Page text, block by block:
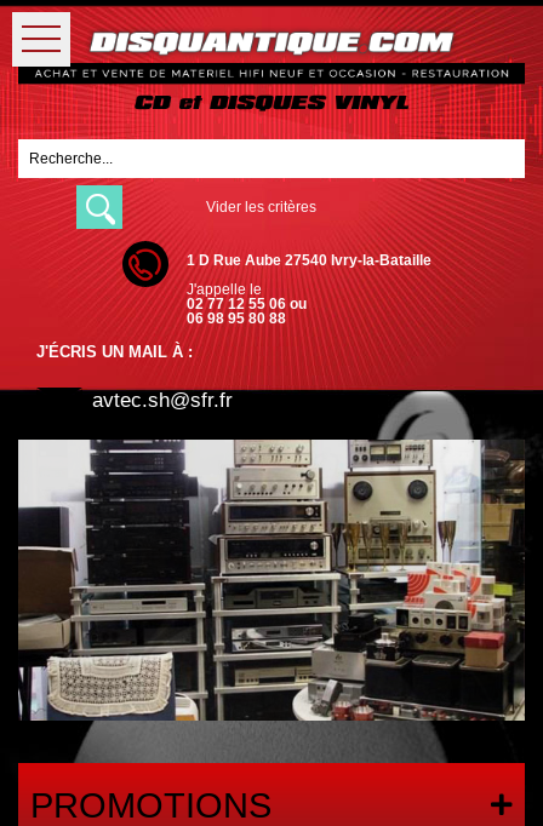
Vider les critères
1 D Rue Aube 27540 Ivry-la-Bataille
J'appelle le
02 77 12 55 06 ou
06 98 95 80 88
J'ÉCRIS UN MAIL À :
avtec.sh@sfr.fr
PROMOTIONS